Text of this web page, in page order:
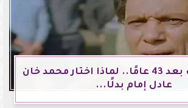
فيلم الحريف بعد 43 عامًا.. لماذا اختار محمد خان
عادل إمام بدلًا...